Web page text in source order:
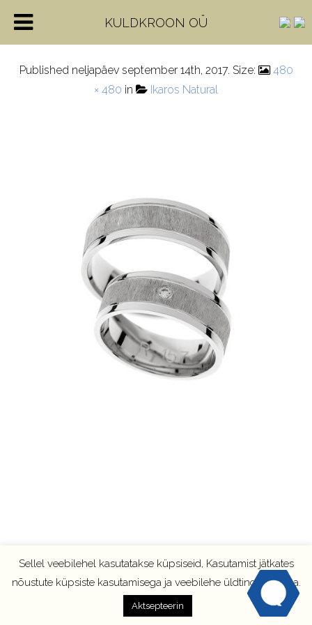
r157
Published neljapäev september 14th, 2017. Size:
480
× 480 in Ikaros Natural
Sellel veebilehel kasutatakse küpsiseid, Kasutamist jätkates
nõustute küpsiste kasutamisega ja veebilehe üldtingimustega.
Aktsepteerin
KULDKROON OÜ